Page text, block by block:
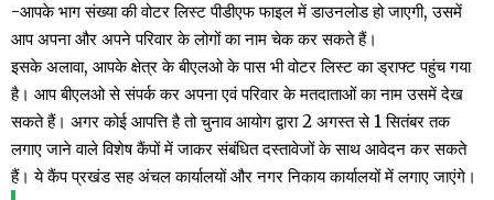
-आपके भाग संख्या की वोटर लिस्ट पीडीएफ फाइल में डाउनलोड हो जाएगी, उसमें
आप अपना और अपने परिवार के लोगों का नाम चेक कर सकते हैं।
इसके अलावा, आपके क्षेत्र के बीएलओ के पास भी वोटर लिस्ट का ड्राफ्ट पहुंच गया
है। आप बीएलओ से संपर्क कर अपना एवं परिवार के मतदाताओं का नाम उसमें देख
सकते हैं। अगर कोई आपत्ति है तो चुनाव आयोग द्वारा 2 अगस्त से 1 सितंबर तक
लगाए जाने वाले विशेष कैंपों में जाकर संबंधित दस्तावेजों के साथ आवेदन कर सकते
हैं। ये कैंप प्रखंड सह अंचल कार्यालयों और नगर निकाय कार्यालयों में लगाए जाएंगे।